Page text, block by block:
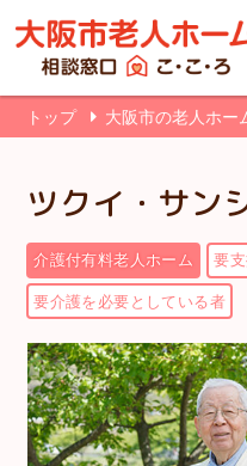
トップ 大阪市の老人ホー
ツクイ・サン
介護付有料老人ホーム 要
要介護を必要としている者